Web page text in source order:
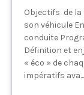
Objectifs de
son véhicule
conduite
Définition et
« éco » de
impératifs ava...